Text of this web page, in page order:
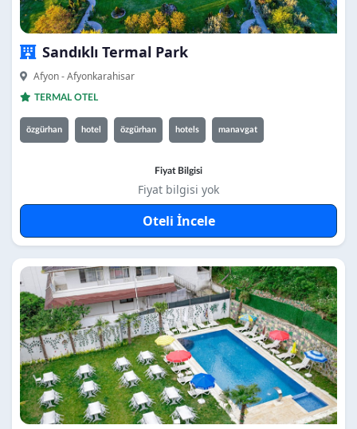
Sandıklı Termal Park
Afyon - Afyonkarahisar
TERMAL OTEL
özgürhan hotel özgürhan hotels manavgat
Fiyat Bilgisi
Fiyat bilgisi yok
Oteli İncele